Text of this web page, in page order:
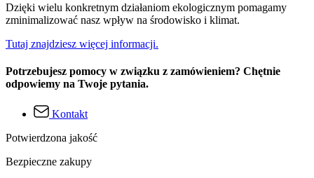
Dzięki wielu konkretnym działaniom ekologicznym pomagamy
zminimalizować nasz wpływ na środowisko i klimat.
Tutaj znajdziesz więcej informacji.
Potrzebujesz pomocy w związku z zamówieniem? Chętnie
odpowiemy na Twoje pytania.
Kontakt
Potwierdzona jakość
Bezpieczne zakupy